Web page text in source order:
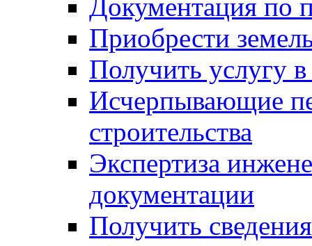
Документация по
Приобрести
Получить услугу в
Исчерпывающие
строительства
Экспертиза
документации
Получить